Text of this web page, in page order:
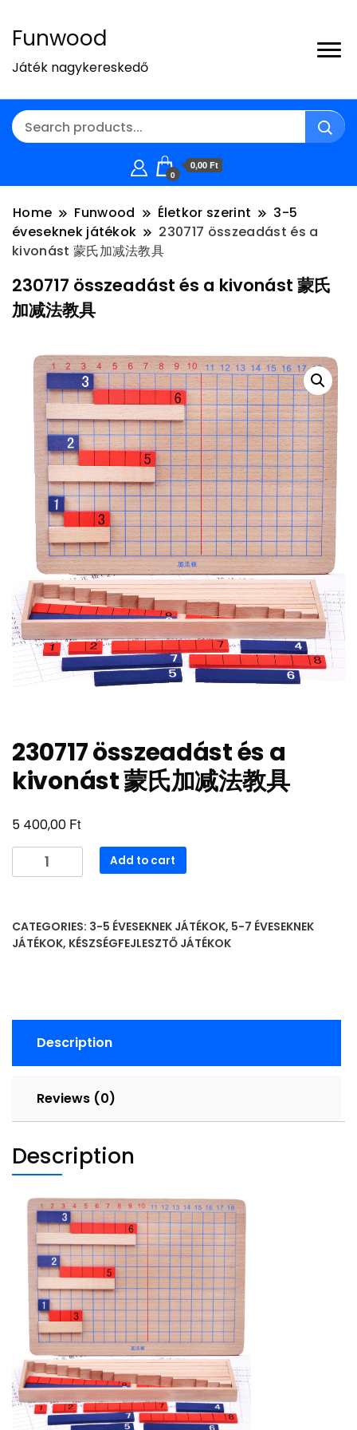
Funwood
Játék nagykereskedő
0
0,00 Ft
Home Funwood Életkor szerint
3-5
éveseknek játékok
230717 összeadást és a
kivonást 蒙氏加减法教具
230717 összeadást és a kivonást 蒙氏
加减法教具
230717 összeadást és a
kivonást 蒙氏加减法教具
5 400,00 Ft
230717
összeadást
kivonást
蒙
具
Add to cart
CATEGORIES: 3-5 ÉVESEKNEK JÁTÉKOK, 5-7 ÉVESEKNEK
JÁTÉKOK, KÉSZSÉGFEJLESZTŐ JÁTÉKOK
Description
Reviews (0)
Description